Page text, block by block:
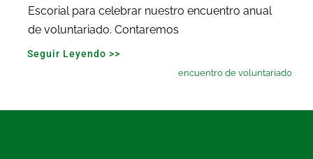
Escorial para celebrar nuestro encuentro anual
de voluntariado. Contaremos
Seguir Leyendo >>
encuentro de voluntariado